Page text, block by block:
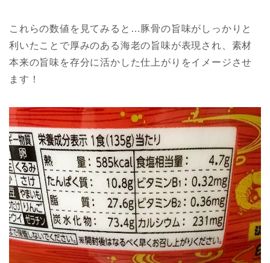
これらの数値を見てみると…豚骨の旨味がしっかりと
利いたことで厚みのある海老の旨味が表現され、素材
本来の旨味を存分に活かした仕上がりをイメージさせ
ます！